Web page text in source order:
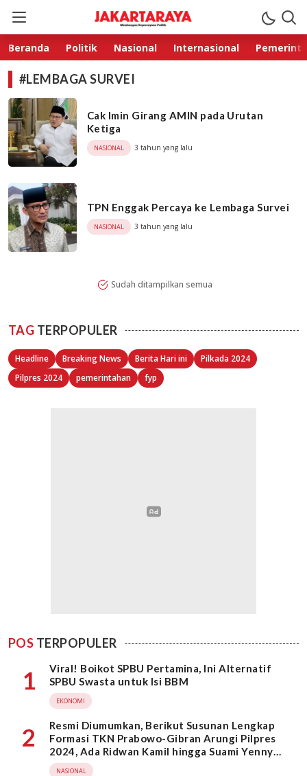
Jakarta Raya
Membangun Kepercayaan Publik
Beranda Politik Nasional Internasional
#LEMBAGA SURVEI
Cak Imin Girang AMIN pada Urutan
Ketiga
NASIONAL 3 tahun yang lalu
TPN Enggak Percaya ke Lembaga Survei
NASIONAL 3 tahun yang lalu
Sudah ditampilkan semua
TAG TERPOPULER
Headline Breaking News Berita Hari ini
Pilkada 2024
Pilpres 2024
pemerintahan fyp
POS TERPOPULER
1
Viral! Boikot SPBU Pertamina, Ini Alternatif
SPBU Swasta untuk Isi BBM
EKONOMI
2
Resmi Diumumkan, Berikut Susunan Lengkap
Formasi TKN Prabowo-Gibran Arungi Pilpres
2024, Ada Ridwan Kamil hingga Suami Yenny
Wahid
NASIONAL